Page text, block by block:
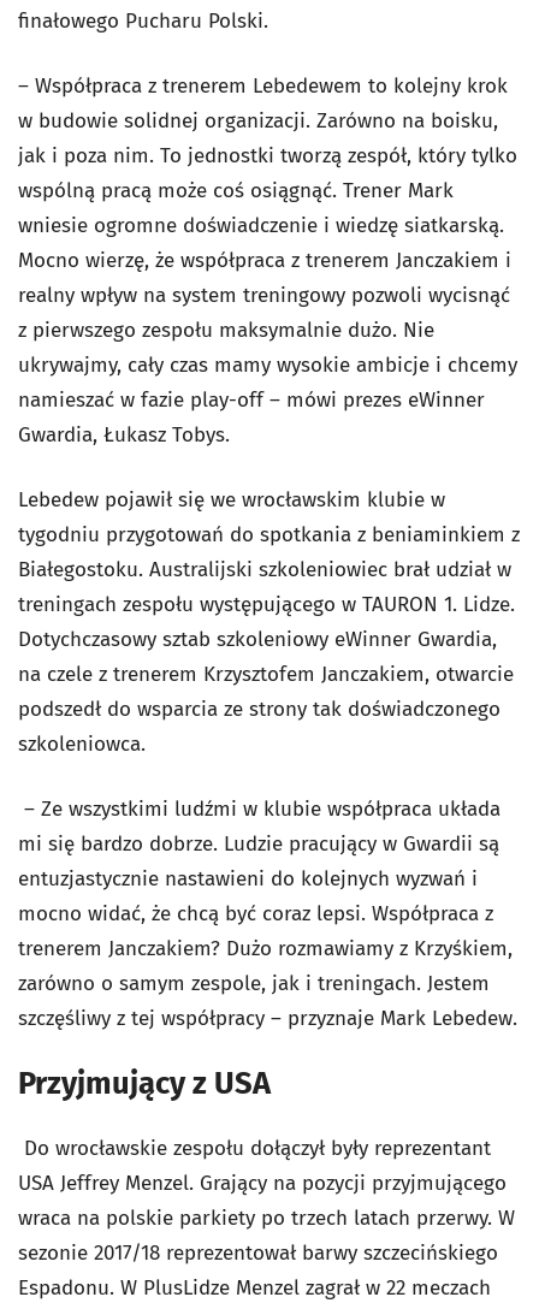
finałowego Pucharu Polski.
– Współpraca z trenerem Lebedewem to kolejny krok
w budowie solidnej organizacji. Zarówno na boisku,
jak i poza nim. To jednostki tworzą zespół, który tylko
wspólną pracą może coś osiągnąć. Trener Mark
wniesie ogromne doświadczenie i wiedzę siatkarską.
Mocno wierzę, że współpraca z trenerem Janczakiem i
realny wpływ na system treningowy pozwoli wycisnąć
z pierwszego zespołu maksymalnie dużo. Nie
ukrywajmy, cały czas mamy wysokie ambicje i chcemy
namieszać w fazie play-off – mówi prezes eWinner
Gwardia, Łukasz Tobys.
Lebedew pojawił się we wrocławskim klubie w
tygodniu przygotowań do spotkania z beniaminkiem z
Białegostoku. Australijski szkoleniowiec brał udział w
treningach zespołu występującego w TAURON 1. Lidze.
Dotychczasowy sztab szkoleniowy eWinner Gwardia,
na czele z trenerem Krzysztofem Janczakiem, otwarcie
podszedł do wsparcia ze strony tak doświadczonego
szkoleniowca.
– Ze wszystkimi ludźmi w klubie współpraca układa
mi się bardzo dobrze. Ludzie pracujący w Gwardii są
entuzjastycznie nastawieni do kolejnych wyzwań i
mocno widać, że chcą być coraz lepsi. Współpraca z
trenerem Janczakiem? Dużo rozmawiamy z Krzyśkiem,
zarówno o samym zespole, jak i treningach. Jestem
szczęśliwy z tej współpracy – przyznaje Mark Lebedew.
Przyjmujący z USA
Do wrocławskie zespołu dołączył były reprezentant
USA Jeffrey Menzel. Grający na pozycji przyjmującego
wraca na polskie parkiety po trzech latach przerwy. W
sezonie 2017/18 reprezentował barwy szczecińskiego
Espadonu. W PlusLidze Menzel zagrał w 22 meczach